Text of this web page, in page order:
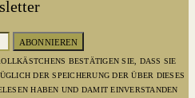
ABONNIEREN
BESTÄTIGEN SIE, DASS SIE
DER SPEICHERUNG DER ÜBER DIESES
HABEN UND DAMIT EINVERSTANDEN